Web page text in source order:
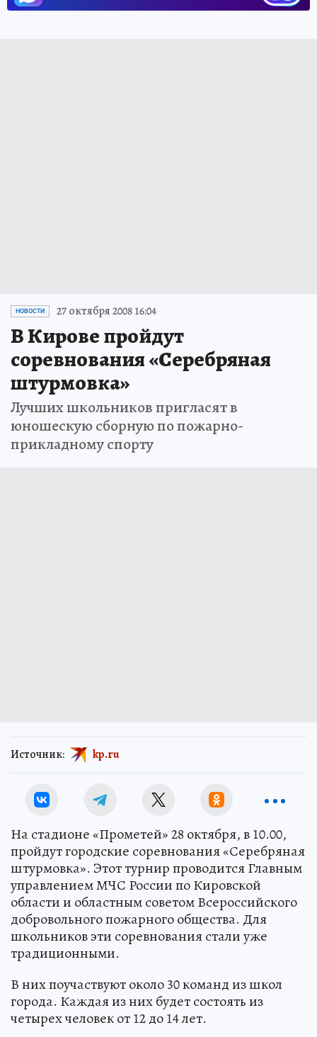
НОВОСТИ 27 октября 2008 16:04
В Кирове пройдут
соревнования «Серебряная
штурмовка»
Лучших школьников пригласят в
юношескую сборную по пожарно-
прикладному спорту
Источник: kp.ru
На стадионе «Прометей» 28 октября, в 10.00,
пройдут городские соревнования «Серебряная
штурмовка». Этот турнир проводится Главным
управлением МЧС России по Кировской
области и областным советом Всероссийского
добровольного пожарного общества. Для
школьников эти соревнования стали уже
традиционными.
В них поучаствуют около 30 команд из школ
города. Каждая из них будет состоять из
четырех человек от 12 до 14 лет.